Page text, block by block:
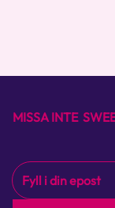
MISSA INTE